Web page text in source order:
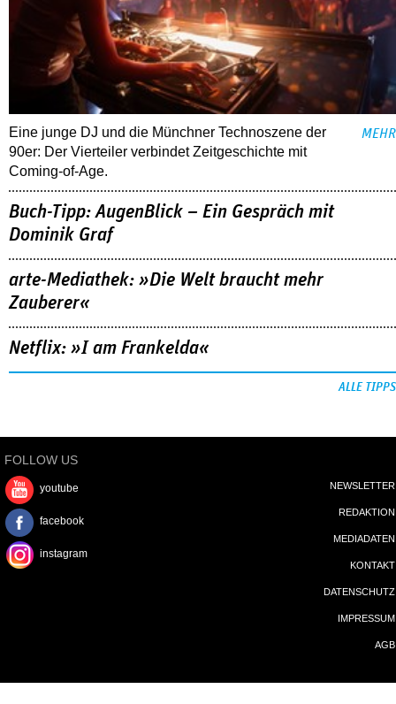
Eine junge DJ und die Münchner Technoszene der
90er: Der Vierteiler verbindet Zeitgeschichte mit
Coming-of-Age.
MEHR
Buch-Tipp: AugenBlick – Ein Gespräch mit
Dominik Graf
arte-Mediathek: »Die Welt braucht mehr
Zauberer«
Netflix: »I am Frankelda«
ALLE TIPPS
FOLLOW US
youtube
facebook
instagram
NEWSLETTER
REDAKTION
MEDIADATEN
KONTAKT
DATENSCHUTZ
IMPRESSUM
AGB